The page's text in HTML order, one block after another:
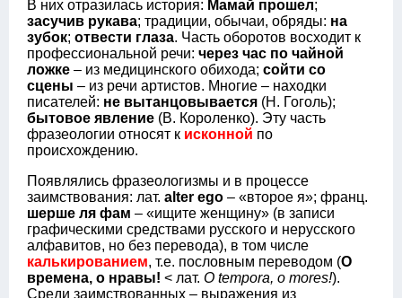
В них отразилась история: Мамай прошел;
засучив рукава; традиции, обычаи, обряды: на
зубок; отвести глаза. Часть оборотов восходит к
профессиональной речи: через час по чайной
ложке – из медицинского обихода; сойти со
сцены – из речи артистов. Многие – находки
писателей: не вытанцовывается (Н. Гоголь);
бытовое явление (В. Короленко). Эту часть
фразеологии относят к исконной по
происхождению.
Появлялись фразеологизмы и в процессе
заимствования: лат. alter ego – «второе я»; франц.
шерше ля фам – «ищите женщину» (в записи
графическими средствами русского и нерусского
алфавитов, но без перевода), в том числе
калькированием, т.е. пословным переводом (О
времена, о нравы! < лат. O tempora, o mores!).
Среди заимствованных – выражения из